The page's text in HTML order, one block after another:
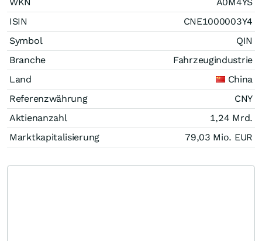
ISIN
CNE1000003Y4
Symbol
QIN
Branche
Fahrzeugindustrie
Land
China
Referenzwährung
CNY
Aktienanzahl
1,24 Mrd.
Marktkapitalisierung
79,03 Mio. EUR